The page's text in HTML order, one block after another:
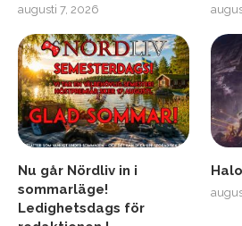
augusti 7, 2026
Nu går Nördliv in i
sommarläge!
Ledighetsdags för